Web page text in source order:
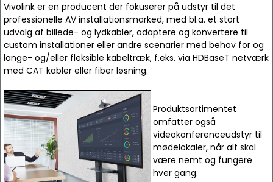
Vivolink er en producent der fokuserer på udstyr til det
professionelle AV installationsmarked, med bl.a. et stort
udvalg af billede- og lydkabler, adaptere og konvertere til
custom installationer eller andre scenarier med behov for og
lange- og/eller fleksible kabeltræk, f.eks. via HDBaseT netværk
med CAT kabler eller fiber løsning.
Produktsortimentet
omfatter også
videokonferenceudstyr til
mødelokaler, når alt skal
være nemt og fungere
hver gang.